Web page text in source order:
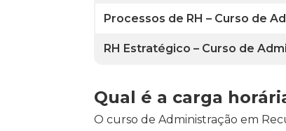
Processos de RH – Curso de
RH Estratégico – Curso de
Qual é a carga
O curso de Administração em